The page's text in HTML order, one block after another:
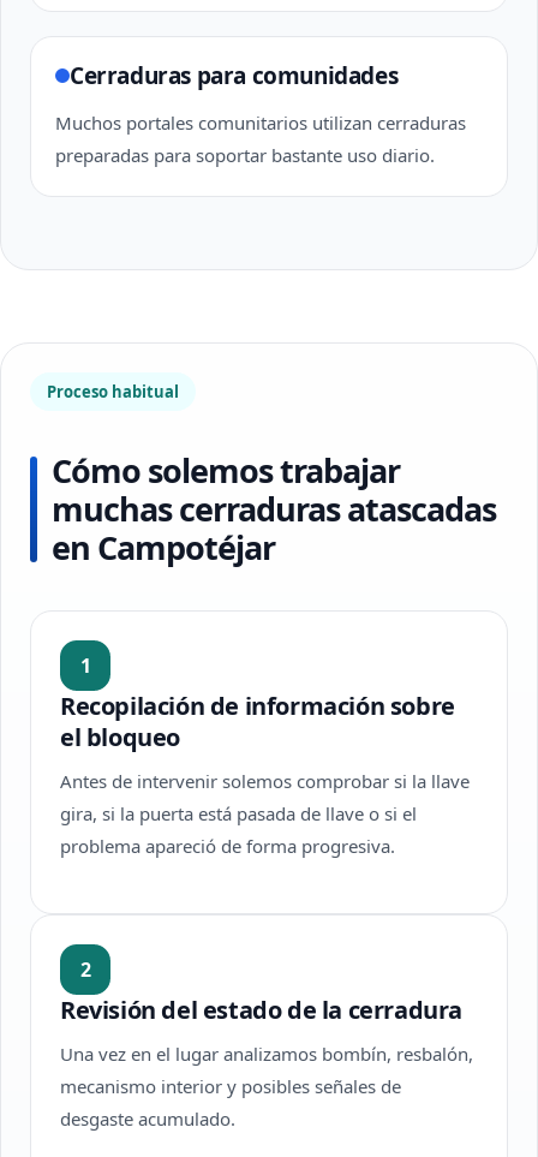
Cerraduras para comunidades
Muchos portales comunitarios utilizan cerraduras
preparadas para soportar bastante uso diario.
Proceso habitual
Cómo solemos trabajar
muchas cerraduras atascadas
en Campotéjar
1
Recopilación de información sobre
el bloqueo
Antes de intervenir solemos comprobar si la llave
gira, si la puerta está pasada de llave o si el
problema apareció de forma progresiva.
2
Revisión del estado de la cerradura
Una vez en el lugar analizamos bombín, resbalón,
mecanismo interior y posibles señales de
desgaste acumulado.